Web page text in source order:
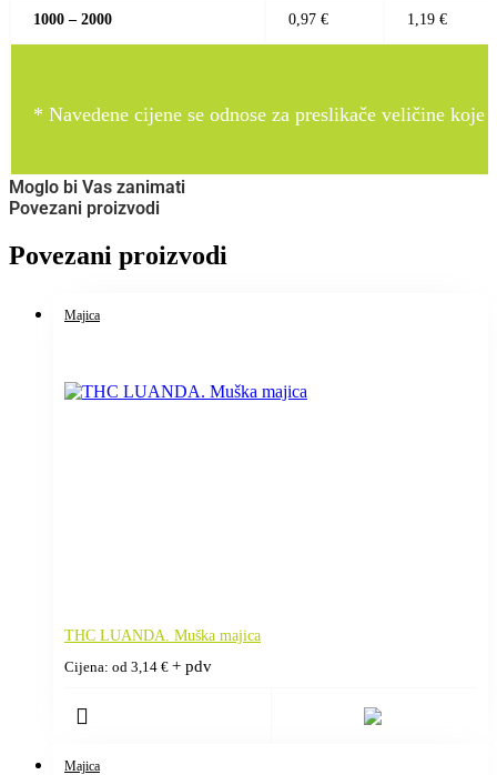
1000 – 2000 0,97 € 1,19 €
* Navedene cijene se odnose za preslikače veličine
Moglo bi Vas zanimati
Povezani proizvodi
Povezani proizvodi
Majica
THC LUANDA. Muška majica
Cijena: od 3,14 € + pdv
Majica